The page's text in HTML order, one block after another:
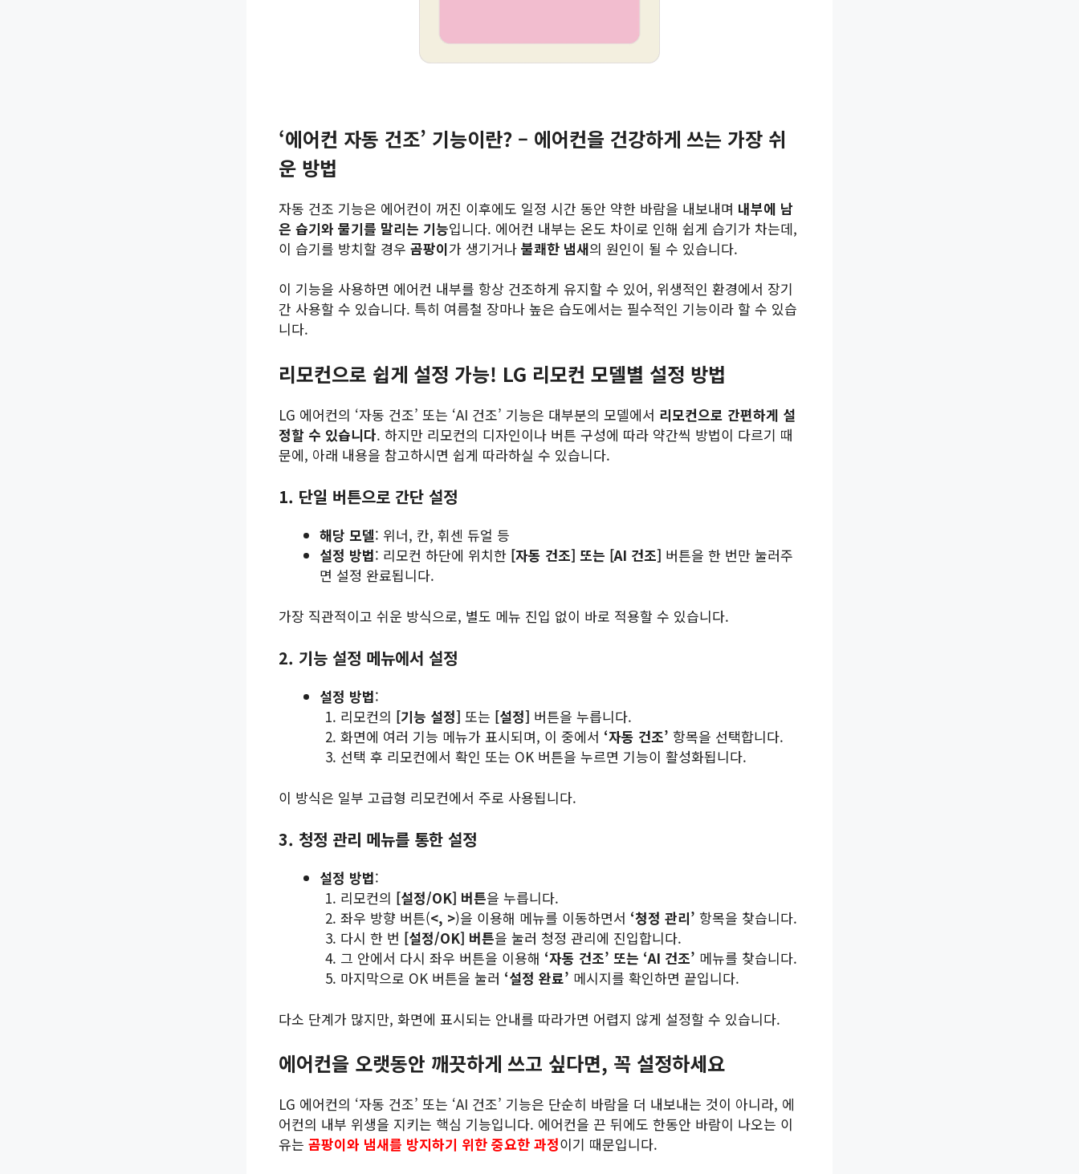
‘에어컨 자동 건조’ 기능이란? – 에어컨을 건강하게 쓰는 가장 쉬
운 방법
자동 건조 기능은 에어컨이 꺼진 이후에도 일정 시간 동안 약한 바람을 내보내며 내부에 남
은 습기와 물기를 말리는 기능입니다. 에어컨 내부는 온도 차이로 인해 쉽게 습기가 차는데,
이 습기를 방치할 경우 곰팡이가 생기거나 불쾌한 냄새의 원인이 될 수 있습니다.
이 기능을 사용하면 에어컨 내부를 항상 건조하게 유지할 수 있어, 위생적인 환경에서 장기
간 사용할 수 있습니다. 특히 여름철 장마나 높은 습도에서는 필수적인 기능이라 할 수 있습
니다.
리모컨으로 쉽게 설정 가능! LG 리모컨 모델별 설정 방법
LG 에어컨의 ‘자동 건조’ 또는 ‘AI 건조’ 기능은 대부분의 모델에서 리모컨으로 간편하게 설
정할 수 있습니다. 하지만 리모컨의 디자인이나 버튼 구성에 따라 약간씩 방법이 다르기 때
문에, 아래 내용을 참고하시면 쉽게 따라하실 수 있습니다.
1. 단일 버튼으로 간단 설정
해당 모델: 위너, 칸, 휘센 듀얼 등
설정 방법: 리모컨 하단에 위치한 [자동 건조] 또는 [AI 건조] 버튼을 한 번만 눌러주
면 설정 완료됩니다.
가장 직관적이고 쉬운 방식으로, 별도 메뉴 진입 없이 바로 적용할 수 있습니다.
2. 기능 설정 메뉴에서 설정
설정 방법:
리모컨의 [기능 설정] 또는 [설정] 버튼을 누릅니다.
화면에 여러 기능 메뉴가 표시되며, 이 중에서 ‘자동 건조’ 항목을 선택합니다.
선택 후 리모컨에서 확인 또는 OK 버튼을 누르면 기능이 활성화됩니다.
이 방식은 일부 고급형 리모컨에서 주로 사용됩니다.
3. 청정 관리 메뉴를 통한 설정
설정 방법:
리모컨의 [설정/OK] 버튼을 누릅니다.
좌우 방향 버튼(<, >)을 이용해 메뉴를 이동하면서 ‘청정 관리’ 항목을 찾습니다.
다시 한 번 [설정/OK] 버튼을 눌러 청정 관리에 진입합니다.
그 안에서 다시 좌우 버튼을 이용해 ‘자동 건조’ 또는 ‘AI 건조’ 메뉴를 찾습니다.
마지막으로 OK 버튼을 눌러 ‘설정 완료’ 메시지를 확인하면 끝입니다.
다소 단계가 많지만, 화면에 표시되는 안내를 따라가면 어렵지 않게 설정할 수 있습니다.
에어컨을 오랫동안 깨끗하게 쓰고 싶다면, 꼭 설정하세요
LG 에어컨의 ‘자동 건조’ 또는 ‘AI 건조’ 기능은 단순히 바람을 더 내보내는 것이 아니라, 에
어컨의 내부 위생을 지키는 핵심 기능입니다. 에어컨을 끈 뒤에도 한동안 바람이 나오는 이
유는 곰팡이와 냄새를 방지하기 위한 중요한 과정이기 때문입니다.